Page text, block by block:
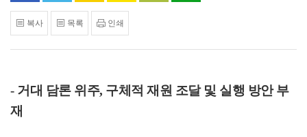
복사 목록 인쇄
- 거대 담론 위주, 구체적 재원 조달 및 실행 방안 부
재